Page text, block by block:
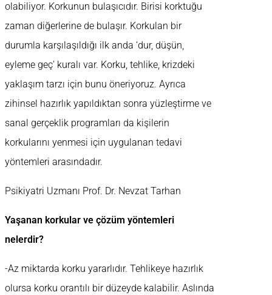
olabiliyor. Korkunun bulaşıcıdır. Birisi korktuğu
zaman diğerlerine de bulaşır. Korkulan bir
durumla karşılaşıldığı ilk anda ‘dur, düşün,
eyleme geç’ kuralı var. Korku, tehlike, krizdeki
yaklaşım tarzı için bunu öneriyoruz. Ayrıca
zihinsel hazırlık yapıldıktan sonra yüzleştirme ve
sanal gerçeklik programları da kişilerin
korkularını yenmesi için uygulanan tedavi
yöntemleri arasındadır.
Psikiyatri Uzmanı Prof. Dr. Nevzat Tarhan
Yaşanan korkular ve çözüm yöntemleri
nelerdir?
-Az miktarda korku yararlıdır. Tehlikeye hazırlık
olursa korku orantılı bir düzeyde kalabilir. Aslında